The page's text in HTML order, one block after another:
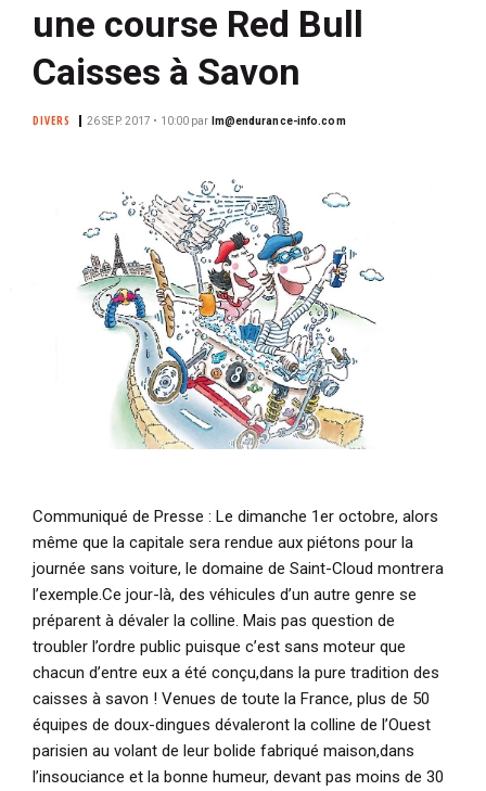
une course Red Bull
Caisses à Savon
DIVERS 26 SEP. 2017 • 10:00 par lm@endurance-info.com
Communiqué de Presse : Le dimanche 1er octobre, alors
même que la capitale sera rendue aux piétons pour la
journée sans voiture, le domaine de Saint-Cloud montrera
l’exemple.Ce jour-là, des véhicules d’un autre genre se
préparent à dévaler la colline. Mais pas question de
troubler l’ordre public puisque c’est sans moteur que
chacun d’entre eux a été conçu,dans la pure tradition des
caisses à savon ! Venues de toute la France, plus de 50
équipes de doux-dingues dévaleront la colline de l’Ouest
parisien au volant de leur bolide fabriqué maison,dans
l’insouciance et la bonne humeur, devant pas moins de 30